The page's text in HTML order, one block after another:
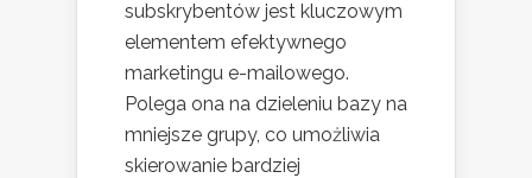
subskrybentów jest kluczowym
elementem efektywnego
marketingu e-mailowego.
Polega ona na dzieleniu bazy na
mniejsze grupy, co umożliwia
skierowanie bardziej